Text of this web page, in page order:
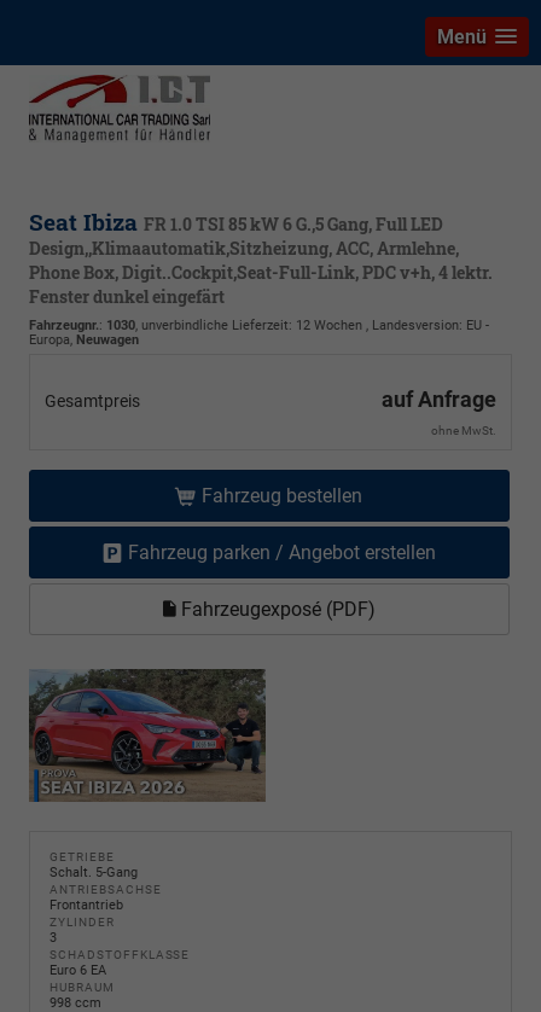
Menü
Seat Ibiza FR 1.0 TSI 85 kW 6 G.,5 Gang, Full LED
Design,,Klimaautomatik,Sitzheizung, ACC, Armlehne,
Phone Box, Digit..Cockpit,Seat-Full-Link, PDC v+h, 4 lektr.
Fenster dunkel eingefärt
Fahrzeugnr.: 1030, unverbindliche Lieferzeit: 12 Wochen , Landesversion: EU -
Europa, Neuwagen
Gesamtpreis auf Anfrage
ohne MwSt.
Fahrzeug bestellen
Fahrzeug parken / Angebot erstellen
Fahrzeugexposé (PDF)
GETRIEBE
Schalt. 5-Gang
ANTRIEBSACHSE
Frontantrieb
ZYLINDER
3
SCHADSTOFFKLASSE
Euro 6 EA
HUBRAUM
998 ccm